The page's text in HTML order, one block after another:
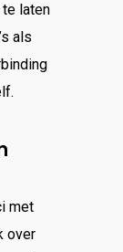
laten
als
met
over